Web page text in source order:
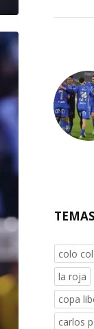
TEMAS
colo
la roja
copa
carlos